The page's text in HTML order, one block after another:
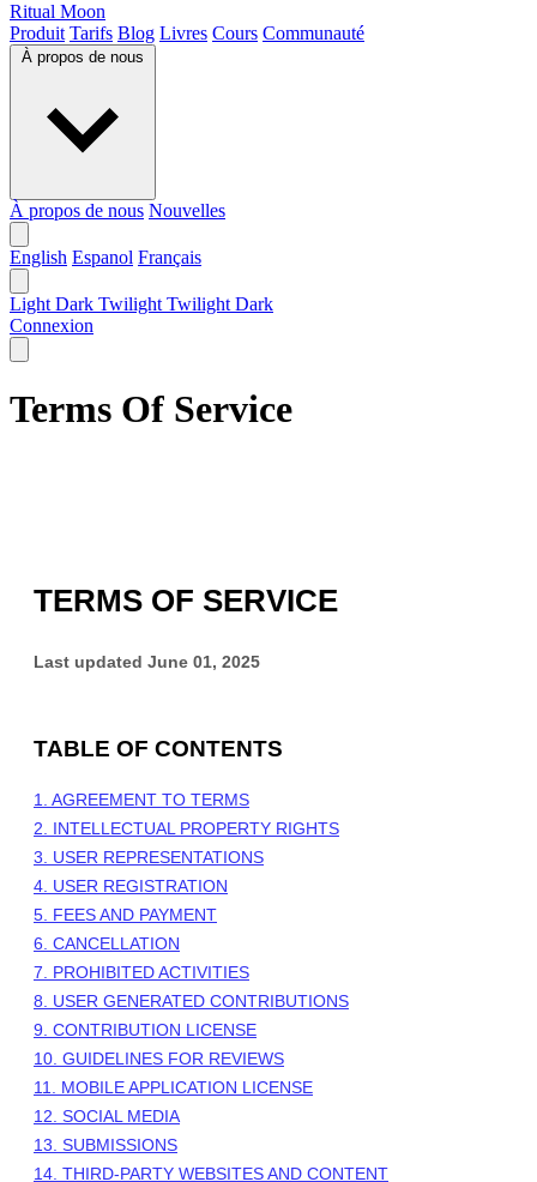
Ritual Moon
Produit Tarifs Blog Livres Cours Communauté
À propos de nous
À propos de nous Nouvelles
English Espanol Français
Light Dark Twilight Twilight Dark
Connexion
Terms Of Service